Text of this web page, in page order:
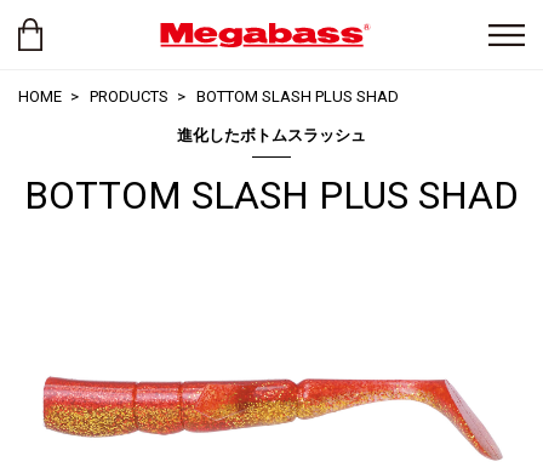
HOME PRODUCTS BOTTOM SLASH PLUS SHAD
進化したボトムスラッシュ
BOTTOM SLASH PLUS SHAD